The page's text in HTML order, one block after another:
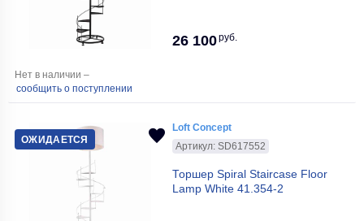
26 100руб.
Нет в наличии –
сообщить о поступлении
ОЖИДАЕТСЯ
Loft Concept
Артикул: SD617552
Торшер Spiral Staircase Floor
Lamp White 41.354-2